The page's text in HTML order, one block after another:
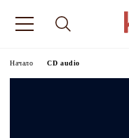
Начало CD audio